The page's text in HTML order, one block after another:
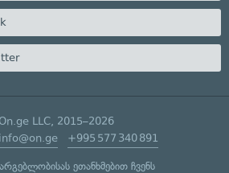
LLC, 2015–2026
info@on.ge +995 577 340 891
ეთანხმებით ჩვენს